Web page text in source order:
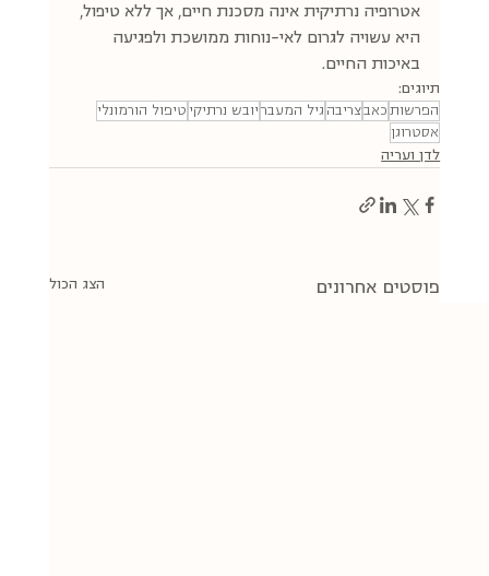
אטרופיה נרתיקית אינה מסכנת חיים, אך ללא טיפול,
היא עשויה לגרום לאי-נוחות ממושכת ולפגיעה
באיכות החיים.
תיוגים:
הפרשותכאבצריבה גיל המעבריובש נרתיקיטיפול הורמונלי
אסטרוגן
לדן ועריה
פוסטים אחרונים הצג הכול